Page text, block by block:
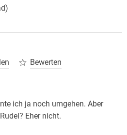
Bewerten
ich ja noch umgehen. Aber
Eher nicht.